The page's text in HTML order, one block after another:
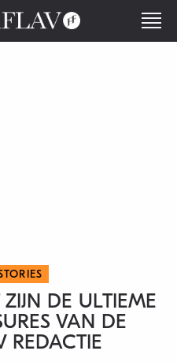
DE ULTIEME
VAN DE
REDACTIE